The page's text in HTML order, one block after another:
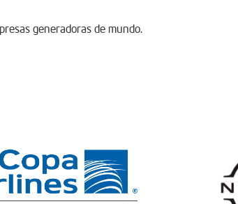
generadoras de mundo.